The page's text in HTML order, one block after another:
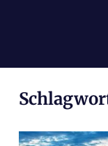
Inhalt